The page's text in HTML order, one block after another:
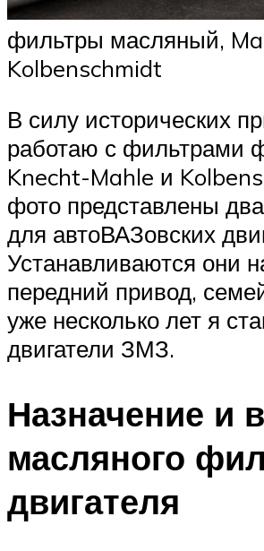
фильтры масляный,
Kolbenschmidt
В силу исторических
работаю с фильтрами
Knecht-Mahle и
фото представлены
для автоВАЗовских
Устанавливаются они
передний привод,
уже несколько лет я
двигатели ЗМЗ.
Назначение и
масляного
двигателя